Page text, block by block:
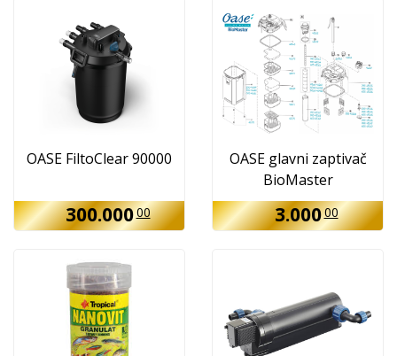
OASE FiltoClear 90000
300.00000
OASE glavni zaptivač
BioMaster
3.00000